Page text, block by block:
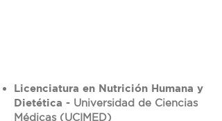
Licenciatura en Nutrición Humana y
Dietética - Universidad de Ciencias
Médicas (UCIMED)